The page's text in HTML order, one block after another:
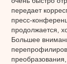
передает
пресс-
продолжается,
Большее